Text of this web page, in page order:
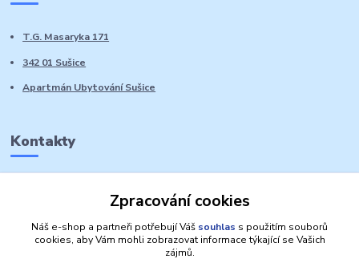
T.G. Masaryka 171
342 01 Sušice
Apartmán Ubytování Sušice
Kontakty
Zpracování cookies
Náš e-shop a partneři potřebují Váš souhlas s použitím souborů
cookies, aby Vám mohli zobrazovat informace týkající se Vašich
zájmů.